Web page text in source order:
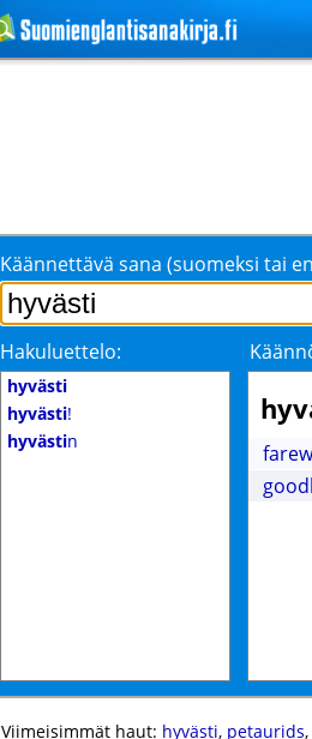
Käännettävä sana (suomeksi tai
Hakuluettelo:
hyvästi
hyvästi!
hyvästin
Viimeisimmät haut: hyvästi, petaurids,